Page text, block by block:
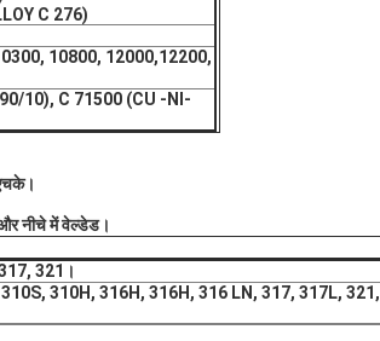
C 276)
10800, 12000,12200,
10), C 71500 (CU -NI-
नीचे में वेल्डेड।
321।
310H, 316H, 316H, 316 LN, 317, 317L, 321,